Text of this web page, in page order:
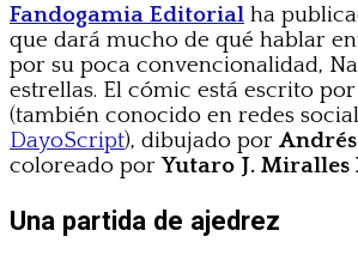
Fandogamia Editorial ha
que dará mucho de qué hablar
por su poca convencionalidad,
estrellas. El cómic está escrito por
(también conocido en redes
DayoScript), dibujado por
coloreado porYutaro J. Miralles
Una partida de ajedrez